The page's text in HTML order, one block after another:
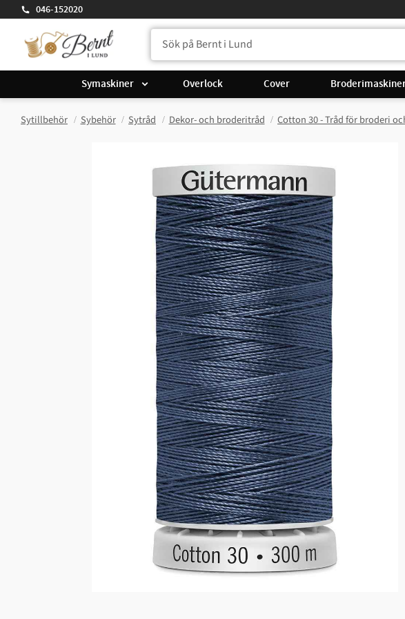
046-152020
Symaskiner Overlock Cover
Sytillbehör Sybehör Sytråd Dekor- och broderitråd Cotton 30 - Tråd för broderi